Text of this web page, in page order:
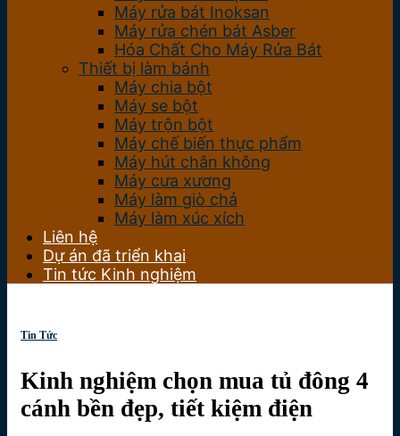
Máy rửa bát Inoksan
Máy rửa chén bát Asber
Hóa Chất Cho Máy Rửa Bát
Thiết bị làm bánh
Máy chia bột
Máy se bột
Máy trộn bột
Máy chế biến thực phẩm
Máy hút chân không
Máy cưa xương
Máy làm giò chả
Máy làm xúc xích
Liên hệ
Dự án đã triển khai
Tin tức Kinh nghiệm
Tin Tức
Kinh nghiệm chọn mua tủ đông 4
cánh bền đẹp, tiết kiệm điện